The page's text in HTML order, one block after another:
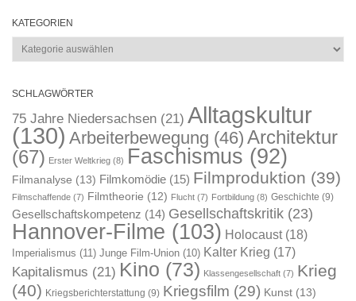
KATEGORIEN
Kategorien
SCHLAGWÖRTER
75 Jahre Niedersachsen (21) Alltagskultur
(130) Arbeiterbewegung (46) Architektur
(67) Erster Weltkrieg (8) Faschismus (92)
Filmanalyse (13) Filmkomödie (15) Filmproduktion (39)
Filmschaffende (7) Filmtheorie (12) Flucht (7) Fortbildung (8) Geschichte (9)
Gesellschaftskompetenz (14) Gesellschaftskritik (23)
Hannover-Filme (103) Holocaust(18)
Imperialismus (11) Junge Film-Union (10) Kalter Krieg (17)
Kapitalismus (21) Kino (73) Klassengesellschaft (7) Krieg
(40) Kriegsberichterstattung (9) Kriegsfilm (29) Kunst (13)